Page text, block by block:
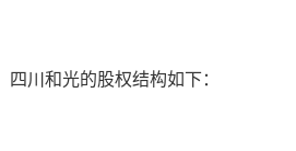
川和光的股权结构如下：